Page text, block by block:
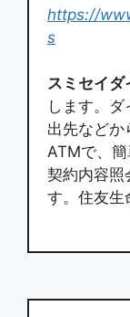
https://
s
スミセイダ
します。
出先などか
ATMで、簡
契約内容照
す。住友生